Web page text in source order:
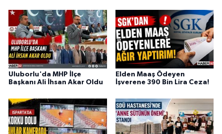
Uluborlu'da MHP İlçe
Başkanı Ali İhsan Akar Oldu
Elden Maaş Ödeyen
İşverene 390 Bin Lira Ceza!